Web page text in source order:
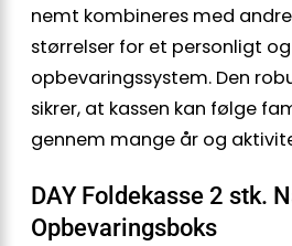
nemt kombineres med
størrelser for et personligt
opbevaringssystem. Den
sikrer, at kassen kan følge
gennem mange år og
DAY Foldekasse 2 stk.
Opbevaringsboks